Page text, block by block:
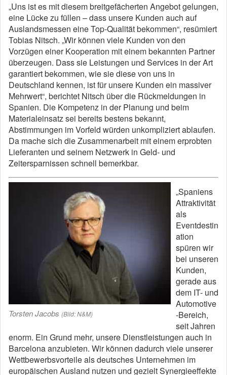
„Uns ist es mit diesem breitgefächerten Angebot gelungen,
eine Lücke zu füllen – dass unsere Kunden auch auf
Auslandsmessen eine Top-Qualität bekommen“, resümiert
Tobias Nitsch. „Wir können viele Kunden von den
Vorzügen einer Kooperation mit einem bekannten Partner
überzeugen. Dass sie Leistungen und Services in der Art
garantiert bekommen, wie sie diese von uns in
Deutschland kennen, ist für unsere Kunden ein massiver
Mehrwert“, berichtet Nitsch über die Rückmeldungen in
Spanien. Die Kompetenz in der Planung und beim
Materialeinsatz sei bereits bestens bekannt,
Abstimmungen im Vorfeld würden unkompliziert ablaufen.
Da mache sich die Zusammenarbeit mit einem erprobten
Lieferanten und seinem Netzwerk in Geld- und
Zeitersparnissen schnell bemerkbar.
Torsten Jacobs (Bild: N&M)
„Spaniens
Attraktivität
als
Eventdestin
ation
spüren wir
bei unseren
Kunden,
gerade aus
dem IT- und
Automotive
-Bereich,
seit Jahren
enorm. Ein Grund mehr, unsere Dienstleistungen auch in
Barcelona anzubieten. Wir können dadurch viele unserer
Wettbewerbsvorteile als deutsches Unternehmen im
europäischen Ausland nutzen und gezielt Synergieeffekte